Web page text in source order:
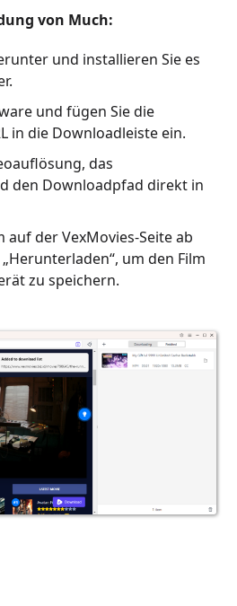
von Much:
und installieren Sie es
und fügen Sie die
in die Downloadleiste ein.
das
den Downloadpfad direkt in
auf der VexMovies-Seite ab
um den Film
zu speichern.